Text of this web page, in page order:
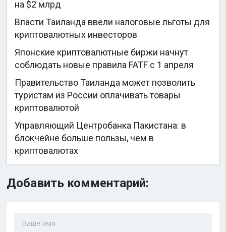
на $2 млрд
Власти Таиланда ввели налоговые льготы для
криптовалютных инвесторов
Японские криптовалютные биржи начнут
соблюдать новые правила FATF с 1 апреля
Правительство Таиланда может позволить
туристам из России оплачивать товары
криптовалютой
Управляющий Центробанка Пакистана: в
блокчейне больше пользы, чем в
криптовалютах
Добавить комментарий: